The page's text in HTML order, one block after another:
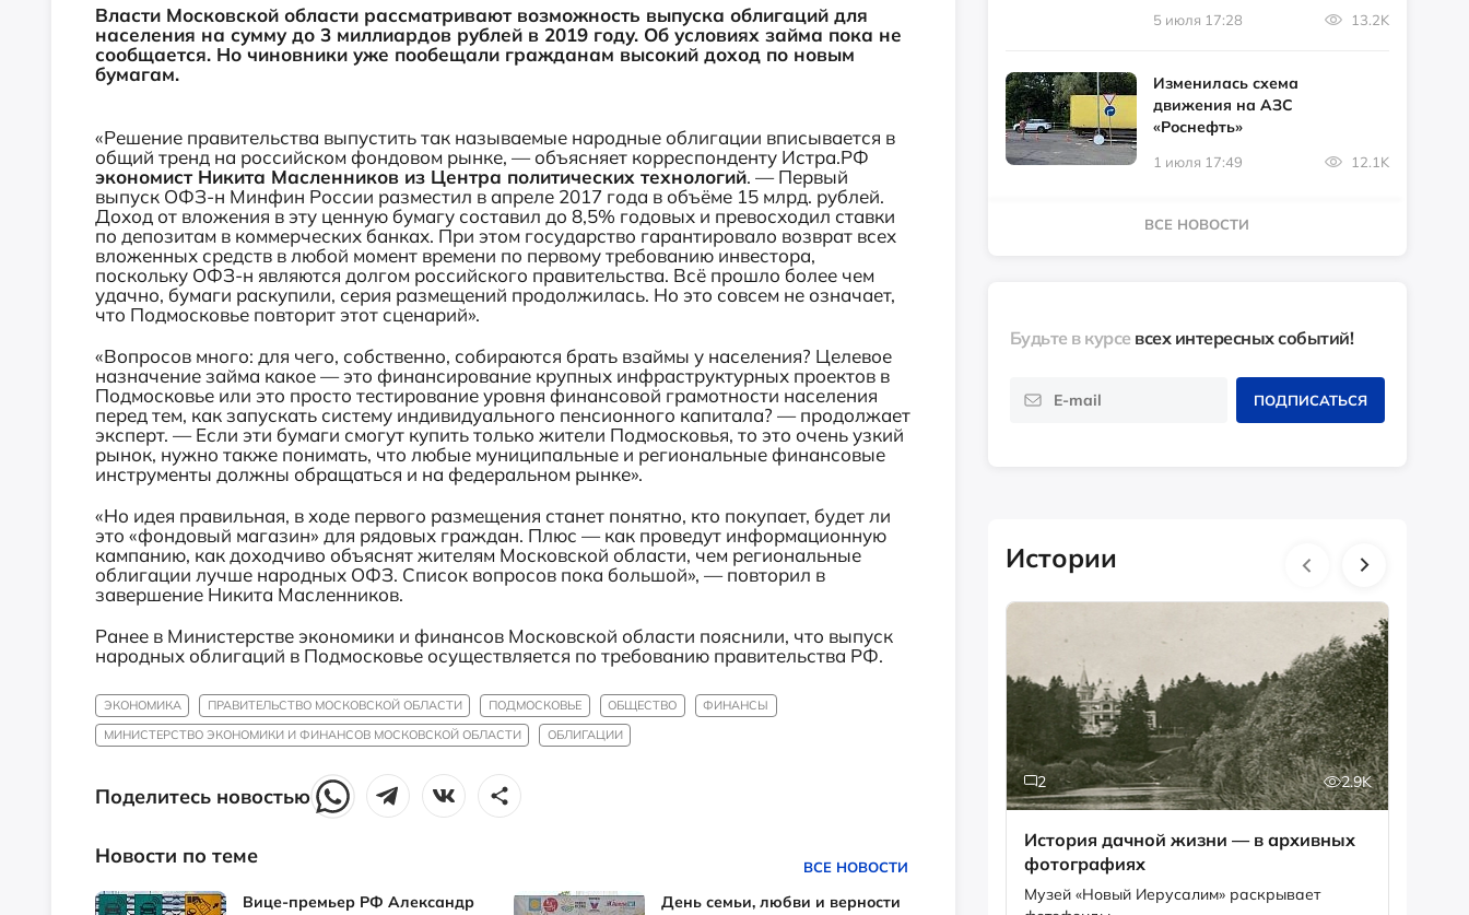
Власти Московской области рассматривают возможность выпуска облигаций для
населения на сумму до 3 миллиардов рублей в 2019 году. Об условиях займа пока не
сообщается. Но чиновники уже пообещали гражданам высокий доход по новым
бумагам.
«Решение правительства выпустить так называемые народные облигации вписывается в
общий тренд на российском фондовом рынке, — объясняет корреспонденту Истра.РФ
экономист Никита Масленников из Центра политических технологий. — Первый
выпуск ОФЗ-н Минфин России разместил в апреле 2017 года в объёме 15 млрд. рублей.
Доход от вложения в эту ценную бумагу составил до 8,5% годовых и превосходил ставки
по депозитам в коммерческих банках. При этом государство гарантировало возврат всех
вложенных средств в любой момент времени по первому требованию инвестора,
поскольку ОФЗ-н являются долгом российского правительства. Всё прошло более чем
удачно, бумаги раскупили, серия размещений продолжилась. Но это совсем не означает,
что Подмосковье повторит этот сценарий».
«Вопросов много: для чего, собственно, собираются брать взаймы у населения? Целевое
назначение займа какое — это финансирование крупных инфраструктурных проектов в
Подмосковье или это просто тестирование уровня финансовой грамотности населения
перед тем, как запускать систему индивидуального пенсионного капитала? — продолжает
эксперт. — Если эти бумаги смогут купить только жители Подмосковья, то это очень узкий
рынок, нужно также понимать, что любые муниципальные и региональные финансовые
инструменты должны обращаться и на федеральном рынке».
«Но идея правильная, в ходе первого размещения станет понятно, кто покупает, будет ли
это «фондовый магазин» для рядовых граждан. Плюс — как проведут информационную
кампанию, как доходчиво объяснят жителям Московской области, чем региональные
облигации лучше народных ОФЗ. Список вопросов пока большой», — повторил в
завершение Никита Масленников.
Ранее в Министерстве экономики и финансов Московской области пояснили, что выпуск
народных облигаций в Подмосковье осуществляется по требованию правительства РФ.
ЭКОНОМИКА ПРАВИТЕЛЬСТВО МОСКОВСКОЙ ОБЛАСТИ ПОДМОСКОВЬЕ ОБЩЕСТВО
ФИНАНСЫ
МИНИСТЕРСТВО ЭКОНОМИКИ И ФИНАНСОВ МОСКОВСКОЙ ОБЛАСТИ
ОБЛИГАЦИИ
Поделитесь новостью
Новости по теме ВСЕ НОВОСТИ
Вице-премьер РФ Александр
День семьи, любви и верности
5 июля 17:28 13.2K
Изменилась схема
движения на АЗС
«Роснефть»
1 июля 17:49 12.1K
ВСЕ НОВОСТИ
Будьте в курсе всех интересных событий!
ПОДПИСАТЬСЯ
Истории
2 2.9K
История дачной жизни — в архивных
фотографиях
Музей «Новый Иерусалим» раскрывает